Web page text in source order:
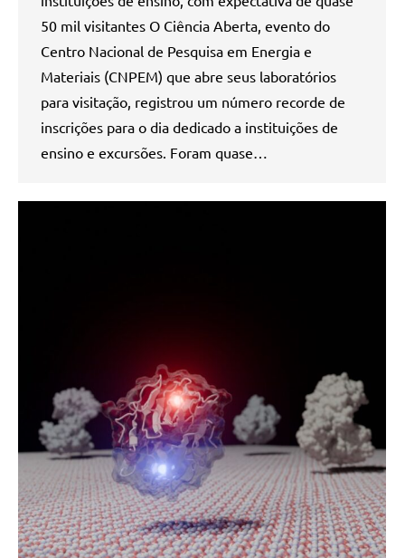
50 mil visitantes O Ciência Aberta, evento do
Centro Nacional de Pesquisa em Energia e
Materiais (CNPEM) que abre seus laboratórios
para visitação, registrou um número recorde de
inscrições para o dia dedicado a instituições de
ensino e excursões. Foram quase…